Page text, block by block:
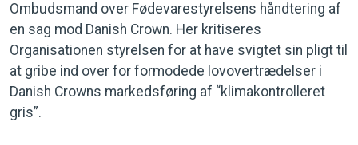
Ombudsmand over Fødevarestyrelsens håndtering af
en sag mod Danish Crown. Her kritiseres
Organisationen styrelsen for at have svigtet sin pligt til
at gribe ind over for formodede lovovertrædelser i
Danish Crowns markedsføring af “klimakontrolleret
gris”.